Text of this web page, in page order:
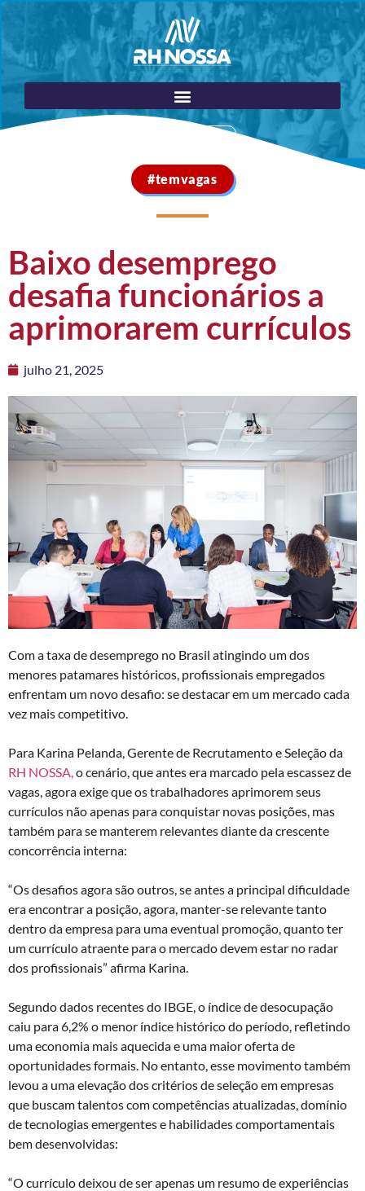
#temvagas
Baixo desemprego
desafia funcionários a
aprimorarem currículos
julho 21, 2025
Com a taxa de desemprego no Brasil atingindo um dos
menores patamares históricos, profissionais empregados
enfrentam um novo desafio: se destacar em um mercado cada
vez mais competitivo.
Para Karina Pelanda, Gerente de Recrutamento e Seleção da
RH NOSSA, o cenário, que antes era marcado pela escassez de
vagas, agora exige que os trabalhadores aprimorem seus
currículos não apenas para conquistar novas posições, mas
também para se manterem relevantes diante da crescente
concorrência interna:
“Os desafios agora são outros, se antes a principal dificuldade
era encontrar a posição, agora, manter-se relevante tanto
dentro da empresa para uma eventual promoção, quanto ter
um currículo atraente para o mercado devem estar no radar
dos profissionais” afirma Karina.
Segundo dados recentes do IBGE, o índice de desocupação
caiu para 6,2% o menor índice histórico do período, refletindo
uma economia mais aquecida e uma maior oferta de
oportunidades formais. No entanto, esse movimento também
levou a uma elevação dos critérios de seleção em empresas
que buscam talentos com competências atualizadas, domínio
de tecnologias emergentes e habilidades comportamentais
bem desenvolvidas:
“O currículo deixou de ser apenas um resumo de experiências